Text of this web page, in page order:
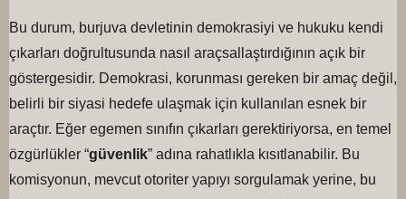
Bu durum, burjuva devletinin demokrasiyi ve hukuku kendi
çıkarları doğrultusunda nasıl araçsallaştırdığının açık bir
göstergesidir. Demokrasi, korunması gereken bir amaç değil,
belirli bir siyasi hedefe ulaşmak için kullanılan esnek bir
araçtır. Eğer egemen sınıfın çıkarları gerektiriyorsa, en temel
özgürlükler “güvenlik” adına rahatlıkla kısıtlanabilir. Bu
komisyonun, mevcut otoriter yapıyı sorgulamak yerine, bu